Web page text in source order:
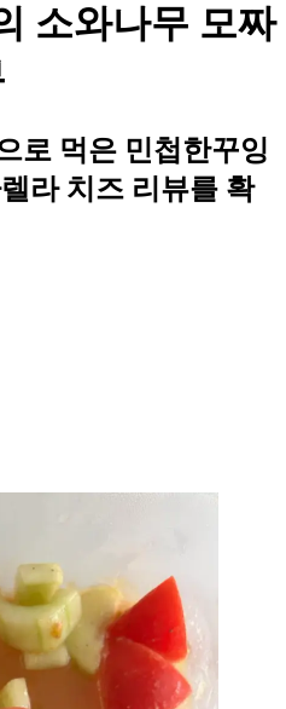
소와나무 모짜
로 먹은 민첩한꾸잉
라 치즈 리뷰를 확